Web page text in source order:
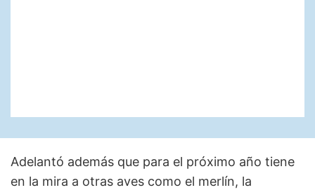
Adelantó además que para el próximo año tiene
en la mira a otras aves como el merlín, la